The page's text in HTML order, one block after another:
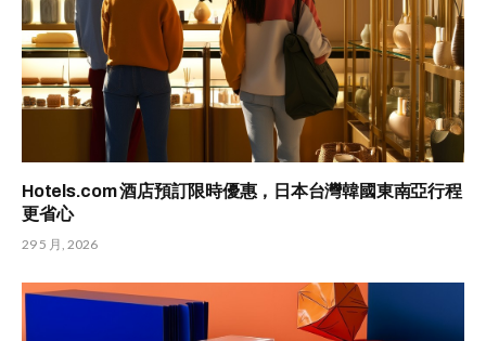
Hotels.com 酒店預訂限時優惠，日本台灣韓國東南亞行程
更省心
29 5 月, 2026